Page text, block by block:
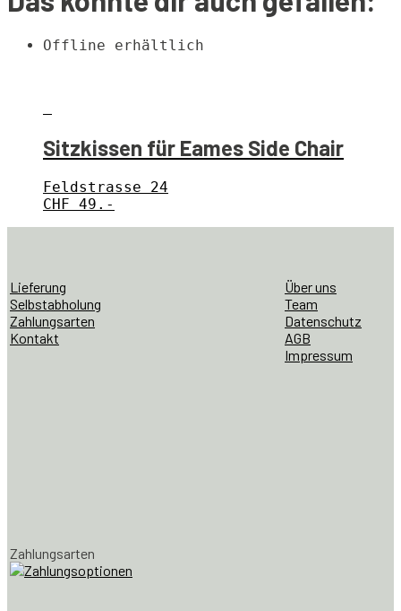
Offline erhältlich
Sitzkissen für Eames Side Chair
Feldstrasse 24
CHF 49.-
Lieferung
Selbstabholung
Zahlungsarten
Kontakt
Über uns
Team
Datenschutz
AGB
Impressum
Zahlungsarten